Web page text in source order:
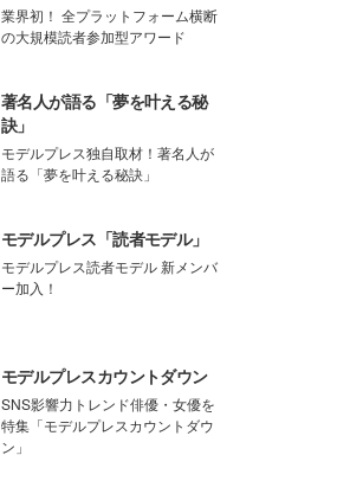
業界初！ 全プラットフォーム横断
の大規模読者参加型アワード
著名人が語る「夢を叶える秘
訣」
モデルプレス独自取材！著名人が
語る「夢を叶える秘訣」
モデルプレス「読者モデル」
モデルプレス読者モデル 新メンバ
ー加入！
モデルプレスカウントダウン
SNS影響力トレンド俳優・女優を
特集「モデルプレスカウントダウ
ン」